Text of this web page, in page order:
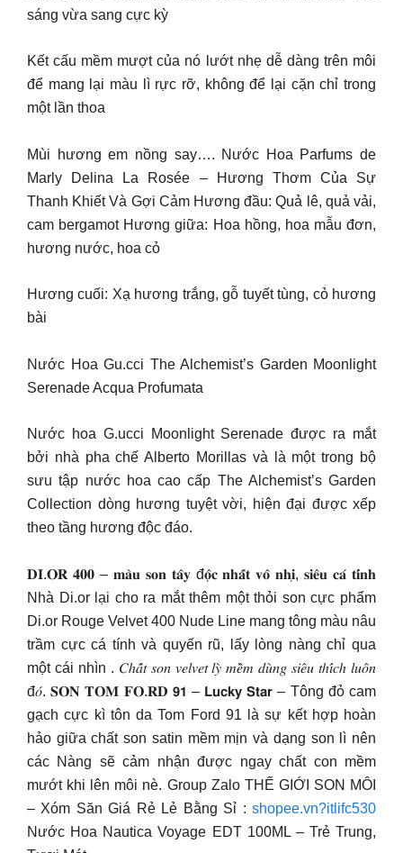
sáng vừa sang cực kỳ
Kết cấu mềm mượt của nó lướt nhẹ dễ dàng trên môi
để mang lại màu lì rực rỡ, không để lại cặn chỉ trong
một lần thoa
Mùi hương em nồng say…. Nước Hoa Parfums de
Marly Delina La Rosée – Hương Thơm Của Sự
Thanh Khiết Và Gợi Cảm Hương đầu: Quả lê, quả vải,
cam bergamot Hương giữa: Hoa hồng, hoa mẫu đơn,
hương nước, hoa cỏ
Hương cuối: Xạ hương trắng, gỗ tuyết tùng, cỏ hương
bài
Nước Hoa Gu.cci The Alchemist’s Garden Moonlight
Serenade Acqua Profumata
Nước hoa G.ucci Moonlight Serenade được ra mắt
bởi nhà pha chế Alberto Morillas và là một trong bộ
sưu tập nước hoa cao cấp The Alchemist’s Garden
Collection dòng hương tuyệt vời, hiện đại được xếp
theo tầng hương độc đáo.
𝐃𝐈.𝐎𝐑 𝟒𝟎𝟎 – 𝐦𝐚̀𝐮 𝐬𝐨𝐧 𝐭𝐚̂𝐲 đ𝐨̣̂𝐜 𝐧𝐡𝐚̂́𝐭 𝐯𝐨̂ 𝐧𝐡𝐢̣, 𝐬𝐢𝐞̂𝐮 𝐜𝐚́ 𝐭𝐢́𝐧𝐡
Nhà Di.or lại cho ra mắt thêm một thỏi son cực phẩm
Di.or Rouge Velvet 400 Nude Line mang tông màu nâu
trầm cực cá tính và quyến rũ, lấy lòng nàng chỉ qua
một cái nhìn . 𝐶ℎ𝑎̂́𝑡 𝑠𝑜𝑛 𝑣𝑒𝑙𝑣𝑒𝑡 𝑙𝑦̀ 𝑚𝑒̂̀𝑚 𝑑𝑢̀𝑛𝑔 𝑠𝑖𝑒̂𝑢 𝑡ℎ𝑖́𝑐ℎ 𝑙𝑢𝑜̂𝑛
đ𝑜́. 𝐒𝐎𝐍 𝐓𝐎𝐌 𝐅𝐎.𝐑𝐃 𝟵𝟭 – 𝗟𝘂𝗰𝗸𝘆 𝗦𝘁𝗮𝗿 – Tông đỏ cam
gạch cực kì tôn da Tom Ford 91 là sự kết hợp hoàn
hảo giữa chất son satin mềm mịn và dạng son lì nên
các Nàng sẽ cảm nhận được ngay chất con mềm
mướt khi lên môi nè. Group Zalo THẾ GIỚI SON MÔI
– Xóm Săn Giá Rẻ Lẻ Bằng Sỉ : shopee.vn?itlifc530
Nước Hoa Nautica Voyage EDT 100ML – Trẻ Trung,